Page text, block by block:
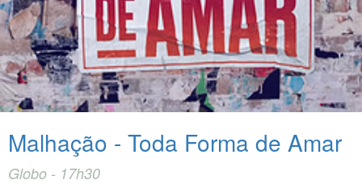
Malhação - Toda Forma de Amar
Globo - 17h30